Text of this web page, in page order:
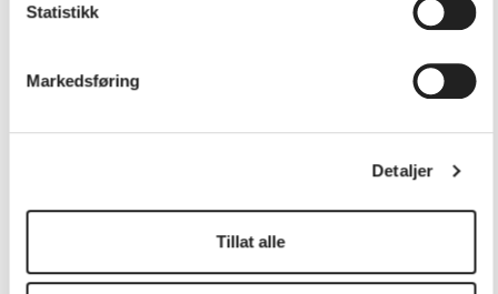
Statistikk
Markedsføring
Detaljer
Tillat alle
cellotimer for å lære å mestre dette flotte instrumentet!
orkesteret. Celloen benyttes i ulike musikkformer, og det er
skrevet mye vakker musikk for cello som soloinstrument.
repertoar og formidling henger nøye sammen.